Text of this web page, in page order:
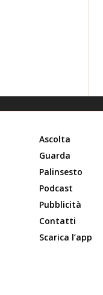
Ascolta
Guarda
Palinsesto
Podcast
Pubblicità
Contatti
Scarica l’app